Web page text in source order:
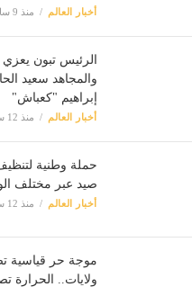
أخبار العالم منذ 9 ساعات
الرئيس تبون
والمجاهد سعيد
إبراهيم "كعباش"
أخبار العالم منذ 12 ساعة
صيد عبر مختلف
أخبار العالم منذ 12 ساعة
موجة حر قياسية
ولايات.. الحرارة تصل